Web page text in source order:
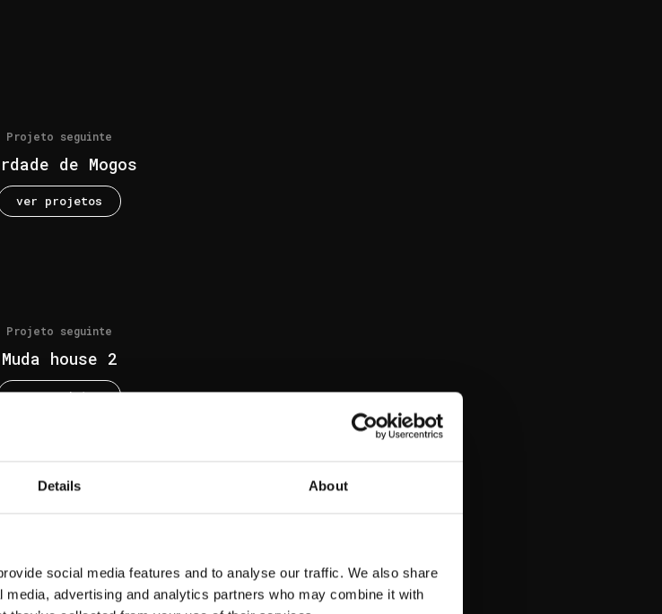
Details About
social media features and to analyse our traffic. We also share
advertising and analytics partners who may combine it with
Projeto seguinte
de Mogos
ver projetos
Projeto seguinte
Muda house 2
ver projetos
ver projetos